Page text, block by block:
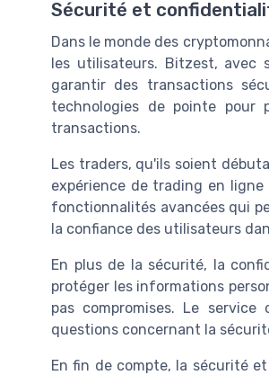
Sécurité et
Dans le monde des
les utilisateurs. Bitzest,
garantir des transactions
technologies de pointe pour
transactions.
Les traders, qu'ils soient
expérience de trading en
fonctionnalités avancées qui
la confiance des utilisateurs
En plus de la sécurité, la
protéger les informations
pas compromises. Le
questions concernant la
En fin de compte, la sécurité